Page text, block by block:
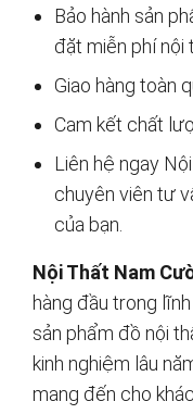
Bảo hành sản
đặt miễn phí nội
Giao hàng toàn
Cam kết chất
Liên hệ ngay
chuyên viên tư
của bạn.
Nội Thất Nam
hàng đầu trong
sản phẩm đồ nội
kinh nghiệm lâu
mang đến cho